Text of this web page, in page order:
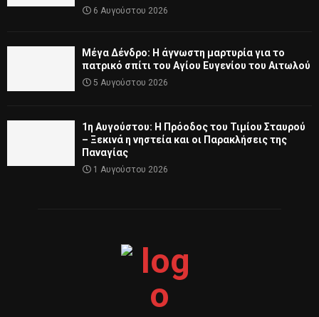
6 Αυγούστου 2026
Μέγα Δένδρο: Η άγνωστη μαρτυρία για το
πατρικό σπίτι του Αγίου Ευγενίου του Αιτωλού
5 Αυγούστου 2026
1η Αυγούστου: Η Πρόοδος του Τιμίου Σταυρού
– Ξεκινά η νηστεία και οι Παρακλήσεις της
Παναγίας
1 Αυγούστου 2026